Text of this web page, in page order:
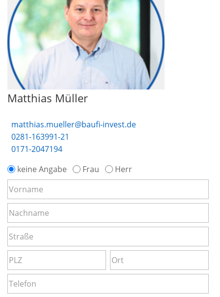
Matthias Müller
matthias.mueller@baufi-invest.de
0281-163991-21
0171-2047194
keine Angabe
Frau Herr